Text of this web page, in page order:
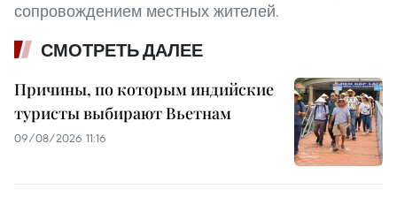
сопровождением местных жителей.
СМОТРЕТЬ ДАЛЕЕ
Причины, по которым индийские
туристы выбирают Вьетнам
09/08/2026 11:16